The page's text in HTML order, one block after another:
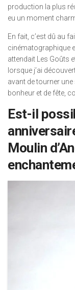
production la plus
eu un moment
En fait, c’est dû au
cinématographique
attendait Les Goûts
lorsque j’ai
avant de tourner
bonheur et de fête,
Est-il
Moulin